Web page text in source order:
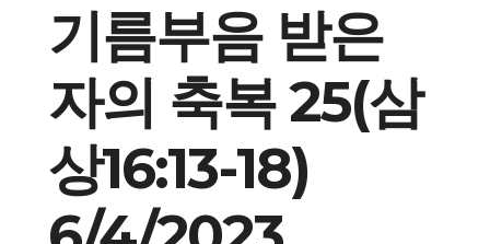
기름부음 받은
자의 축복 25(삼
상16:13-18)